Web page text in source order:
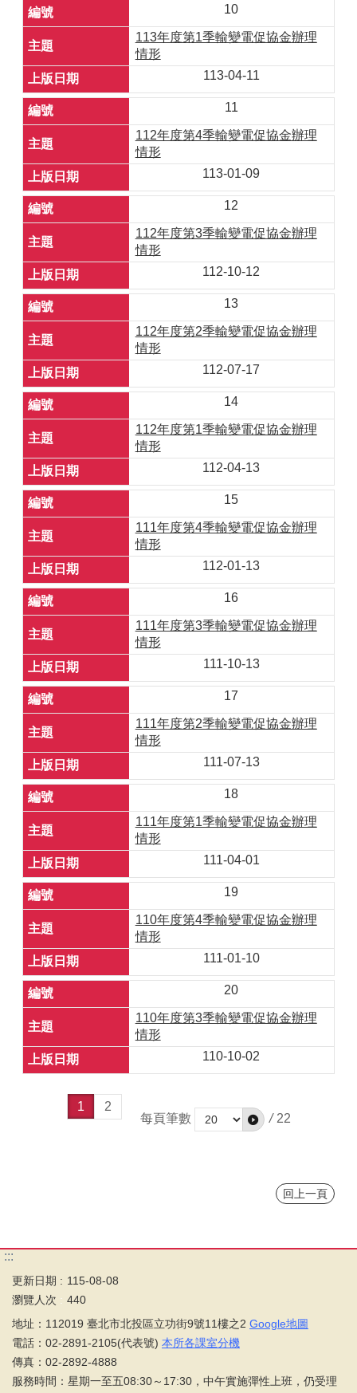
10
113年度第1季輸變電促協金辦理
情形
113-04-11
11
112年度第4季輸變電促協金辦理
情形
113-01-09
12
112年度第3季輸變電促協金辦理
情形
112-10-12
13
112年度第2季輸變電促協金辦理
情形
112-07-17
14
112年度第1季輸變電促協金辦理
情形
112-04-13
15
111年度第4季輸變電促協金辦理
情形
112-01-13
16
111年度第3季輸變電促協金辦理
情形
111-10-13
17
111年度第2季輸變電促協金辦理
情形
111-07-13
18
111年度第1季輸變電促協金辦理
情形
111-04-01
19
110年度第4季輸變電促協金辦理
情形
111-01-10
20
110年度第3季輸變電促協金辦理
情形
110-10-02
1
2
每頁筆數
/ 22
回上一頁
:::
更新日期
115-08-08
瀏覽人次
440
地址：112019 臺北市北投區立功街9號11樓之2 Google地圖
電話：02-2891-2105(代表號) 本所各課室分機
傳真：02-2892-4888
服務時間：星期一至五08:30～17:30，中午實施彈性上班，仍受理